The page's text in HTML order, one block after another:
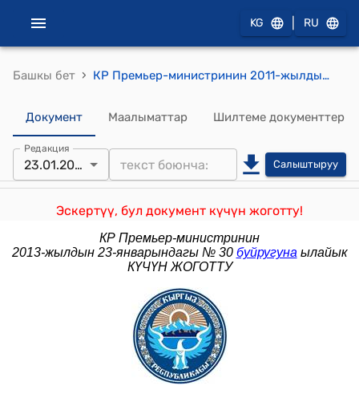
KG RU
Башкы бет › КР Премьер-министринин 2011-жылдын 29-октябрындагы № 497 (Е.Л. Скобеев тууралуу) буйругу
Документ Маалыматтар Шилтеме документтер
Редакция
23.01.2013 Салыштыруу
Эскертүү, бул документ күчүн жоготту!